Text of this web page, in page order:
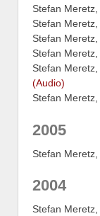
Stefan Meretz,
Stefan Meretz,
Stefan Meretz,
Stefan Meretz,
Stefan Meretz,
(Audio)
Stefan Meretz,
2005
Stefan Meretz,
2004
Stefan Meretz,